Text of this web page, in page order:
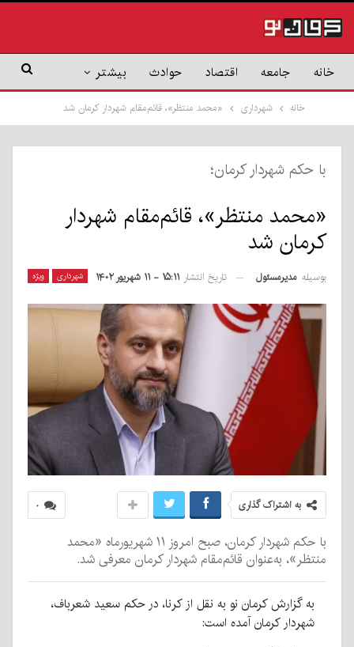
خانه جامعه اقتصاد حوادث بیشتر
خانه شهرداری «محمد منتظر»، قائم‌مقام شهردار کرمان شد
با حکم شهردار کرمان؛
«محمد منتظر»، قائم‌مقام شهردار
کرمان شد
شهرداری ویژه بوسیله مدیرمسئول تاریخ انتشار ۱۵:۱۱ - ۱۱ شهریور ۱۴۰۲
۰ به اشتراک گذاری
با حکم شهردار کرمان، صبح امروز ۱۱ شهریورماه «محمد
منتظر»، به‌عنوان قائم‌مقام شهردار کرمان معرفی شد.
به گزارش کرمان نو به نقل از کرنا، در حکم سعید شعرباف،
شهردار کرمان آمده است: